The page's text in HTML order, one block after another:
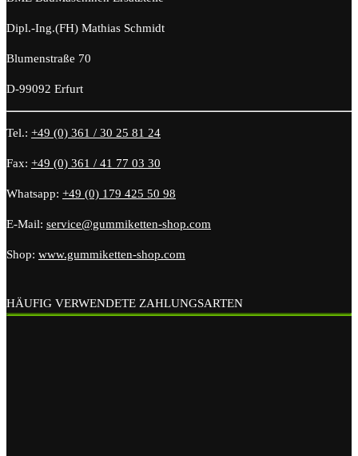
Dipl.-Ing.(FH) Mathias Schmidt
Blumenstraße 70
D-99092 Erfurt
Tel.: +49 (0) 361 / 30 25 81 24
Fax: +49 (0) 361 / 41 77 03 30
Whatsapp: +49 (0) 179 425 50 98
E-Mail: service@gummiketten-shop.com
Shop: www.gummiketten-shop.com
HÄUFIG VERWENDETE ZAHLUNGSARTEN